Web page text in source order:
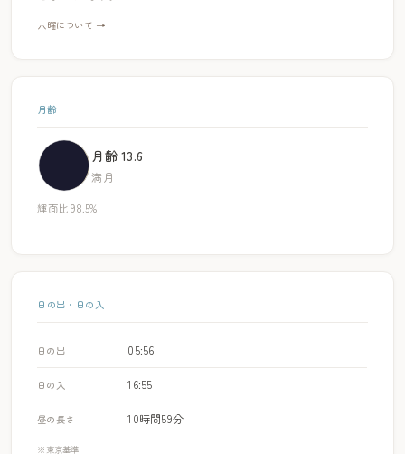
六曜について →
月齢
月齢 13.6
満月
輝面比 98.5%
日の出・日の入
日の出 05:56
日の入 16:55
昼の長さ 10時間59分
※東京基準